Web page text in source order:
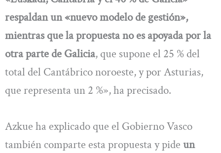
respaldan un «nuevo modelo de gestión»,
mientras que la propuesta no es apoyada por la
otra parte de Galicia, que supone el 25 % del
total del Cantábrico noroeste, y por Asturias,
que representa un 2 %», ha precisado.
Azkue ha explicado que el Gobierno Vasco
también comparte esta propuesta y pide un